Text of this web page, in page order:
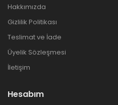
Hakkımızda
Gizlilik Politikası
Teslimat ve İade
Üyelik Sözleşmesi
İletişim
Hesabım